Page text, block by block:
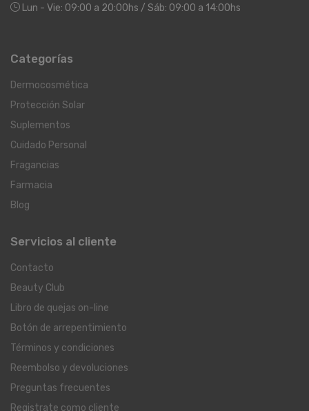
Lun - Vie: 09:00 a 20:00hs / Sáb: 09:00 a 14:00hs
Categorías
Dermocosmética
Protección Solar
Suplementos
Cuidado Personal
Fragancias
Farmacia
Blog
Servicios al cliente
Contacto
Beauty Club
Libro de quejas on-line
Botón de arrepentimiento
Términos y condiciones
Reembolso y devoluciones
Preguntas frecuentes
Registrate como cliente